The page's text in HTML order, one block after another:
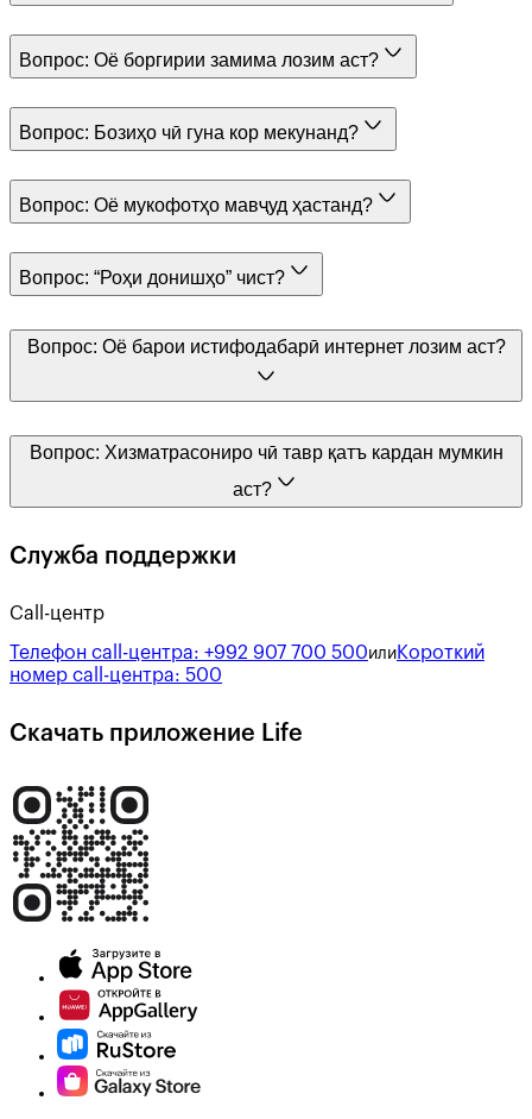
Вопрос: Оё боргирии замима лозим аст?
Вопрос: Бозиҳо чӣ гуна кор мекунанд?
Вопрос: Оё мукофотҳо мавҷуд ҳастанд?
Вопрос: “Роҳи донишҳо” чист?
Вопрос: Оё барои истифодабарӣ интернет лозим аст?
Вопрос: Хизматрасониро чӣ тавр қатъ кардан мумкин
аст?
Служба поддержки
Call-центр
Телефон call-центра: +992 907 700 500или Короткий
номер call-центра: 500
Скачать приложение Life